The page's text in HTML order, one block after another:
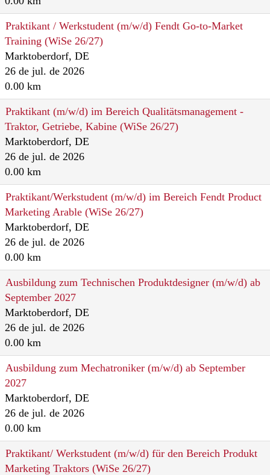
Praktikant / Werkstudent (m/w/d) Fendt Go-to-Market
Training (WiSe 26/27)
Marktoberdorf, DE
26 de jul. de 2026
0.00 km
Praktikant (m/w/d) im Bereich Qualitätsmanagement -
Traktor, Getriebe, Kabine (WiSe 26/27)
Marktoberdorf, DE
26 de jul. de 2026
0.00 km
Praktikant/Werkstudent (m/w/d) im Bereich Fendt Product
Marketing Arable (WiSe 26/27)
Marktoberdorf, DE
26 de jul. de 2026
0.00 km
Ausbildung zum Technischen Produktdesigner (m/w/d) ab
September 2027
Marktoberdorf, DE
26 de jul. de 2026
0.00 km
Ausbildung zum Mechatroniker (m/w/d) ab September
2027
Marktoberdorf, DE
26 de jul. de 2026
0.00 km
Praktikant/ Werkstudent (m/w/d) für den Bereich Produkt
Marketing Traktors (WiSe 26/27)